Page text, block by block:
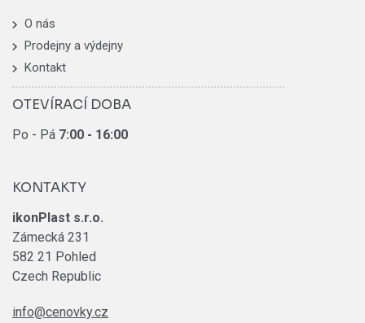
O nás
Prodejny a výdejny
Kontakt
OTEVÍRACÍ DOBA
Po - Pá 7:00 - 16:00
KONTAKTY
ikonPlast s.r.o.
Zámecká 231
582 21 Pohled
Czech Republic
info@cenovky.cz